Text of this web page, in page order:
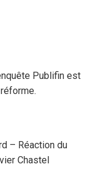
Publifin est
– Réaction du
Chastel